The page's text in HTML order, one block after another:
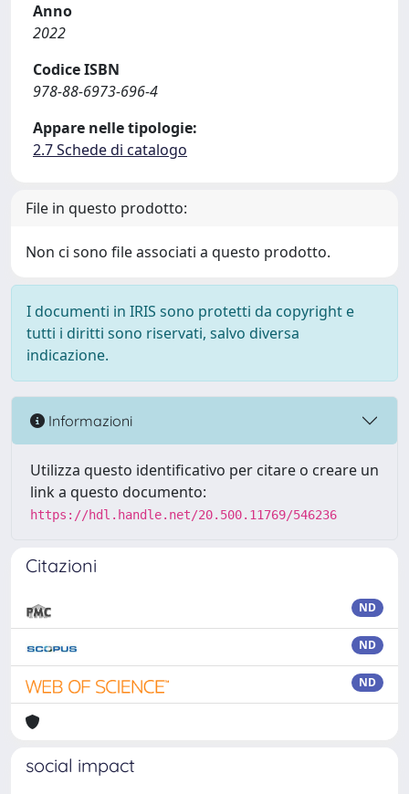
Anno
2022
Codice ISBN
978-88-6973-696-4
Appare nelle tipologie:
2.7 Schede di catalogo
File in questo prodotto:
Non ci sono file associati a questo prodotto.
I documenti in IRIS sono protetti da copyright e
tutti i diritti sono riservati, salvo diversa
indicazione.
Informazioni
Utilizza questo identificativo per citare o creare un
link a questo documento:
https://hdl.handle.net/20.500.11769/546236
Citazioni
ND
ND
ND
social impact